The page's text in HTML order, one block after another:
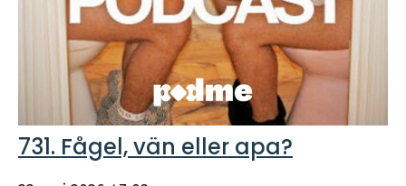
731. Fågel, vän eller apa?